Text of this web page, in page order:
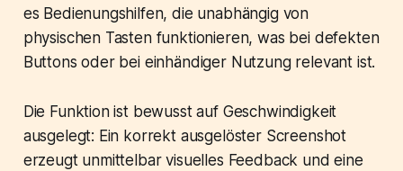
es Bedienungshilfen, die unabhängig von
physischen Tasten funktionieren, was bei defekten
Buttons oder bei einhändiger Nutzung relevant ist.
Die Funktion ist bewusst auf Geschwindigkeit
ausgelegt: Ein korrekt ausgelöster Screenshot
erzeugt unmittelbar visuelles Feedback und eine